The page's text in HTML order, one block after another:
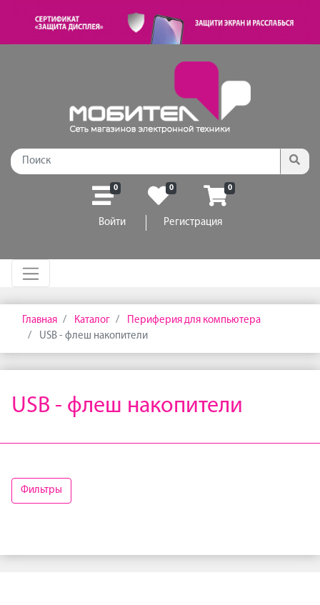
0 0 0
Войти Регистрация
Главная Каталог
Периферия для компьютера
USB - флеш накопители
USB - флеш накопители
Фильтры